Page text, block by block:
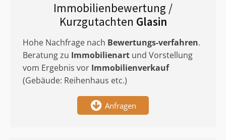
Immobilienbewertung /
Kurzgutachten Glasin
Hohe Nachfrage nach Bewertungs-verfahren.
Beratung zu Immobilienart und Vorstellung
vom Ergebnis vor Immobilienverkauf
(Gebäude: Reihenhaus etc.)
Anfragen